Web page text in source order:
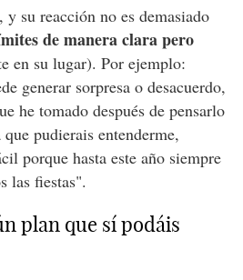
su reacción no es demasiado
de manera clara pero
en su lugar). Por ejemplo:
generar sorpresa o desacuerdo,
he tomado después de pensarlo
pudierais entenderme,
porque hasta este año siempre
las fiestas".
plan que sí podáis